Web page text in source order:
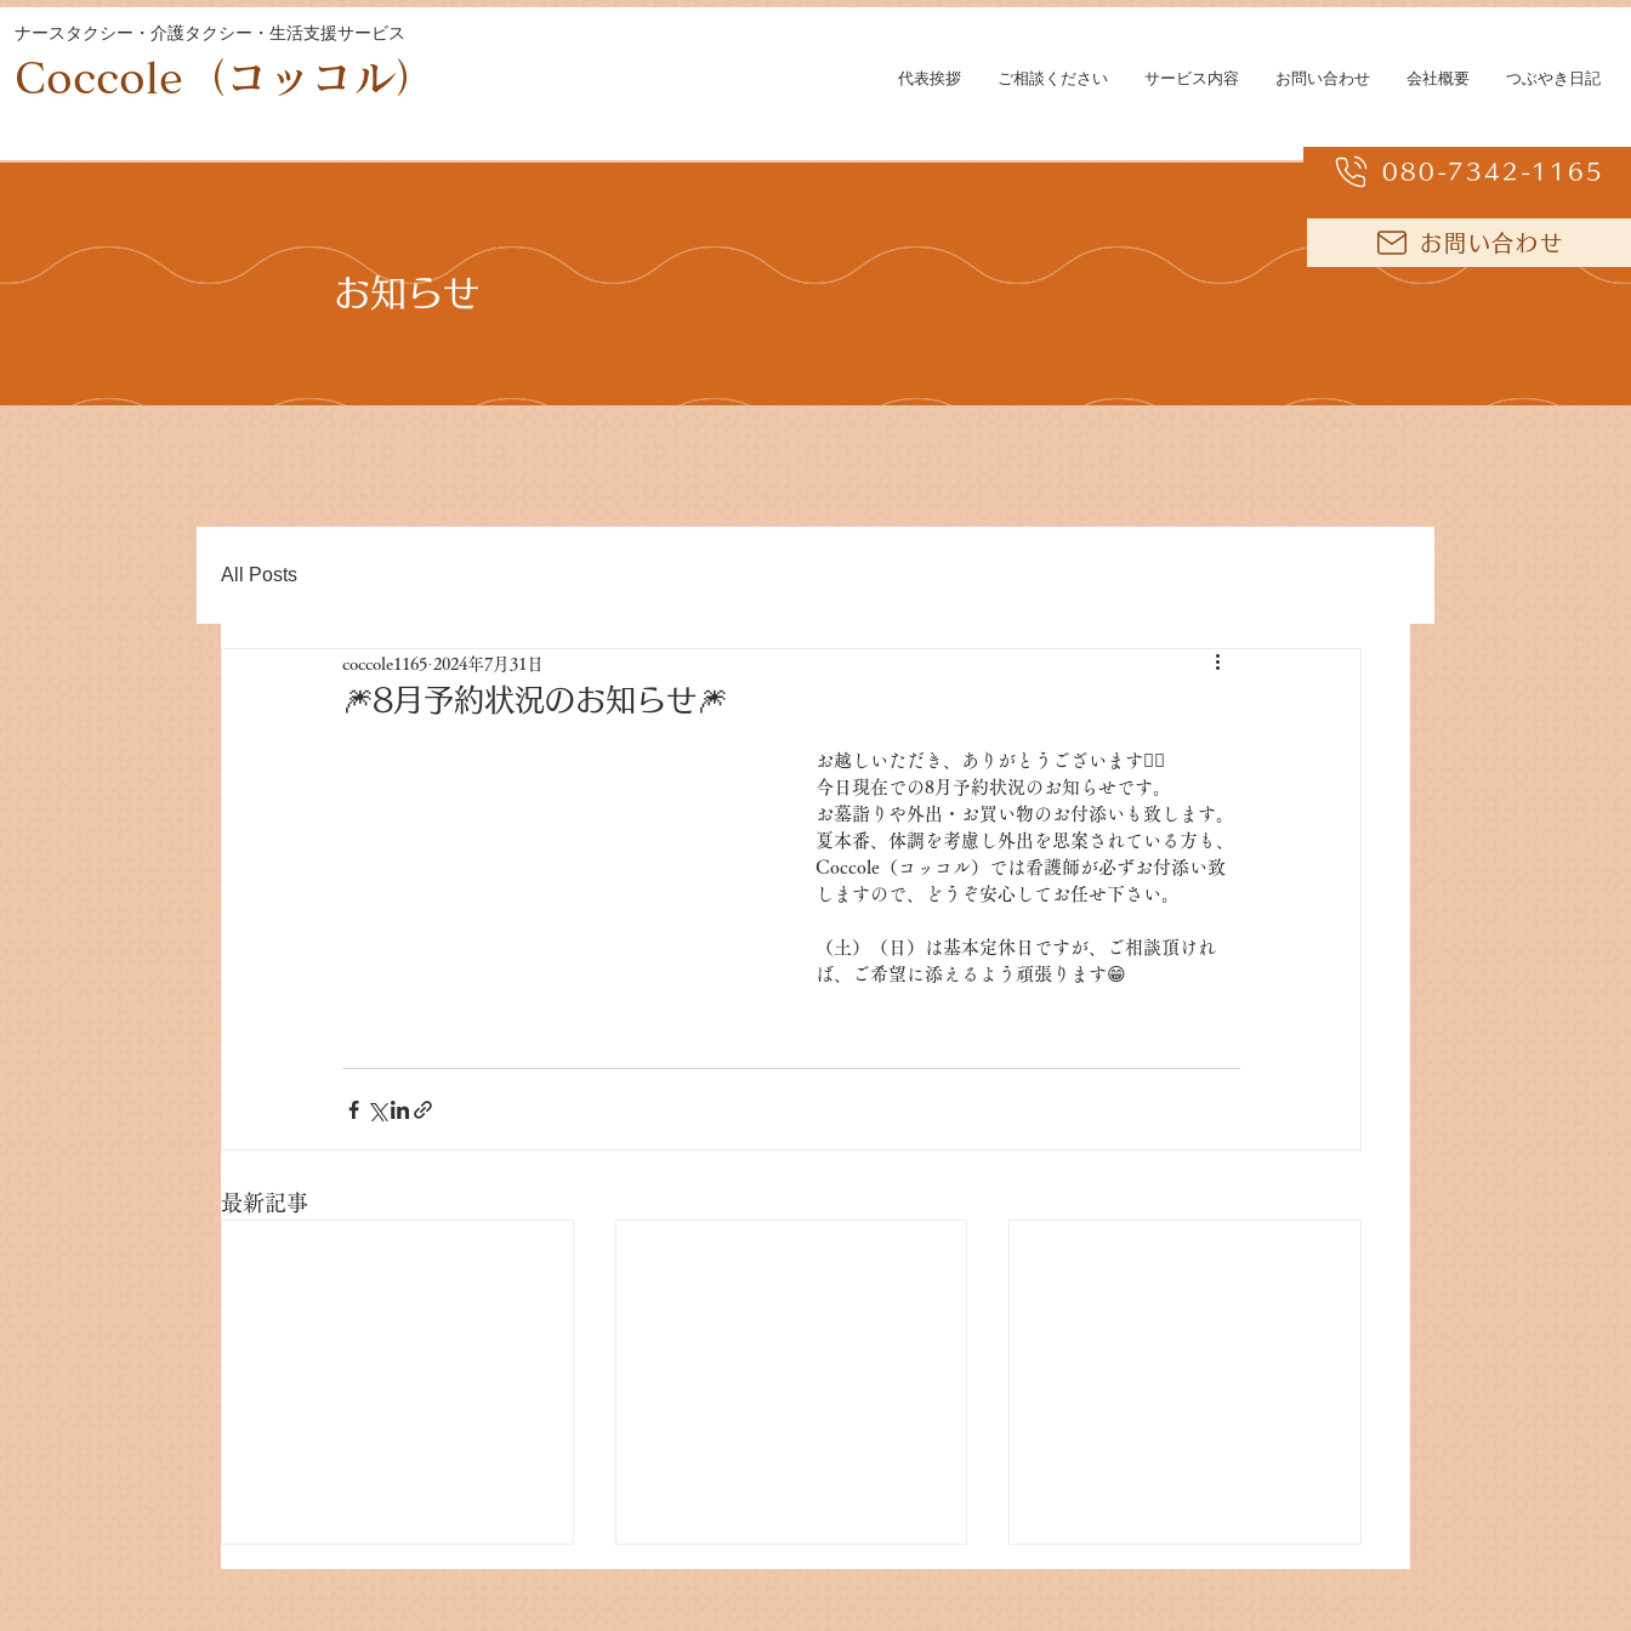
お問い合わせ
080-7342-1165
ナースタクシー・介護タクシー・生活支援サービス
Coccole（コッコル） 代表挨拶 ご相談ください サービス内容 お問い合わせ 会社概要 つぶやき日記
お知らせ
All Posts
🎆8月予約状況のお知らせ🎆
coccole1165 2024年7月31日
お越しいただき、ありがとうございます🙇‍♀️
今日現在での8月予約状況のお知らせです。
お墓詣りや外出・お買い物のお付添いも致します。
夏本番、体調を考慮し外出を思案されている方も、
Coccole（コッコル）では看護師が必ずお付添い致
しますので、どうぞ安心してお任せ下さい。
（土）（日）は基本定休日ですが、ご相談頂けれ
ば、ご希望に添えるよう頑張ります😁
最新記事